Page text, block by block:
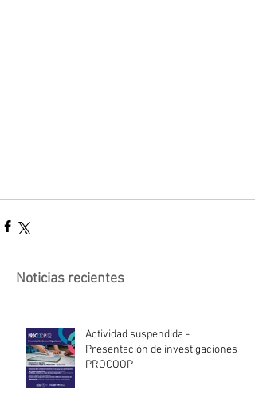
Noticias recientes
Actividad suspendida -
Presentación de investigaciones -
PROCOOP